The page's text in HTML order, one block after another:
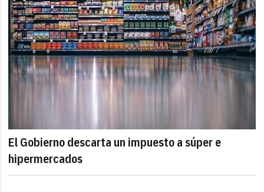
El Gobierno descarta un impuesto a súper e
hipermercados